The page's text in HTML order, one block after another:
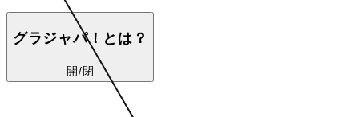
グラジャパ！とは？
開/閉